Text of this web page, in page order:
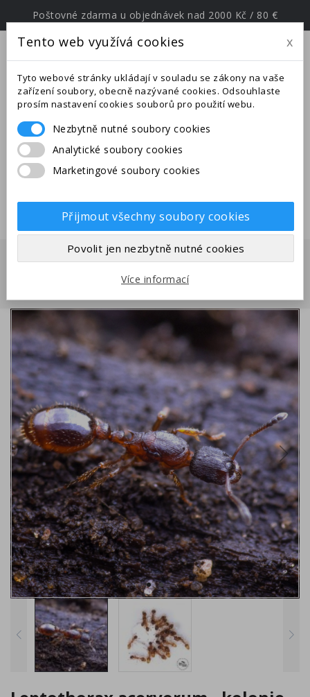
Poštovné zdarma u objednávek nad 2000 Kč / 80 €
menu
Upozornění: Ve dnech od
25.6.-27.7.2026 jsme na expedici v
jižní Evropě. Uskutečněné
objednávky budou odeslány po
28.7.2026.
Domů Mravenci Druhy z Evropy
Leptothorax
acervorum - kolonie
SLEVA!
VYPRODÁNO
Tento web využívá cookies x
Tyto webové stránky ukládají v souladu se zákony na vaše
zařízení soubory, obecně nazývané cookies. Odsouhlaste
prosím nastavení cookies souborů pro použití webu.
Nezbytně nutné soubory cookies
Analytické soubory cookies
Marketingové soubory cookies
Přijmout všechny soubory cookies
Povolit jen nezbytně nutné cookies
Více informací